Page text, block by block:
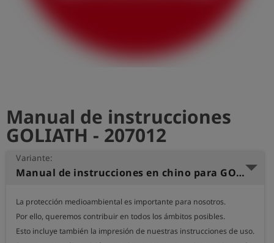
Manual de instrucciones
GOLIATH - 207012
Variante:
Manual de instrucciones en chino para GOLIATH
La protección medioambiental es importante para nosotros.
Por ello, queremos contribuir en todos los ámbitos posibles.
Esto incluye también la impresión de nuestras instrucciones de uso.